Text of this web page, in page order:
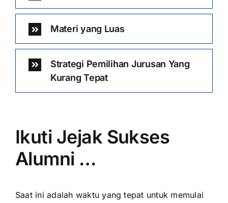
Materi yang Luas
Strategi Pemilihan Jurusan Yang
Kurang Tepat
Ikuti Jejak Sukses
Alumni …
Saat ini adalah waktu yang tepat untuk memulai